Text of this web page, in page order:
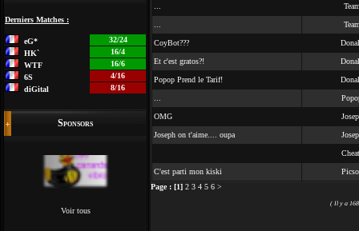
Derniers Matches :
eG*
32/24
HK`
16/4
WTF
16/6
6S
4/16
diGital
8/16
Sponsors
Voir tous
CoyBot???
Et c'est gratos?!
Popop Prend le Tarif!
OMG
Joseph on t'aime.... oupa
C'est parti mon kiski
Page : [1] 2 3 4 5 6 >
( Il y a 168